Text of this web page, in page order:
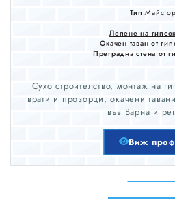
Тип:Майстор
Лепене на
Окачен таван от
Преградна стена от
...
Сухо строителство, монтаж на
врати и прозорци, окачени
във Варна и
Виж